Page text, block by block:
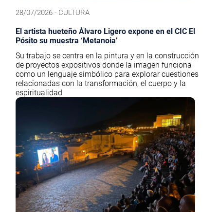
28/07/2026 - CULTURA
El artista hueteño Álvaro Ligero expone en el CIC El
Pósito su muestra ‘Metanoia’
Su trabajo se centra en la pintura y en la construcción
de proyectos expositivos donde la imagen funciona
como un lenguaje simbólico para explorar cuestiones
relacionadas con la transformación, el cuerpo y la
espiritualidad